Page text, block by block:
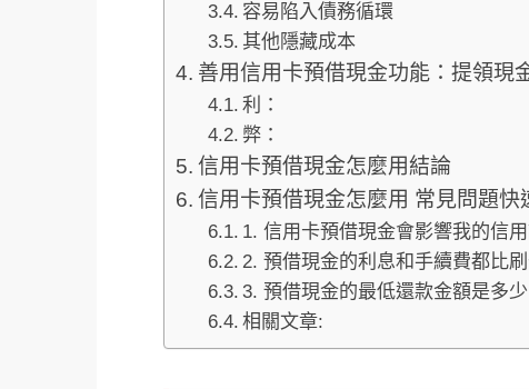
容易陷入債務循環
其他隱藏成本
善用信用卡預借現金功能：提領現
利：
弊：
信用卡預借現金怎麼用結論
信用卡預借現金怎麼用 常見問題快
1. 信用卡預借現金會影響我的信
2. 預借現金的利息和手續費都比
3. 預借現金的最低還款金額是多少
相關文章: